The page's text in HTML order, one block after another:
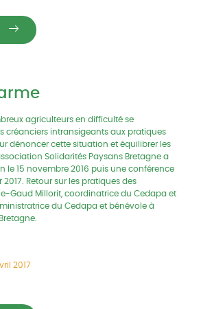
agriculteurs en difficulté se
créanciers intransigeants aux pratiques
dénoncer cette situation et équilibrer les
Solidarités Paysans Bretagne a
le 15 novembre 2016 puis une conférence
2017. Retour sur les pratiques des
Gaud Millorit, coordinatrice du Cedapa et
du Cedapa et bénévole à
2017